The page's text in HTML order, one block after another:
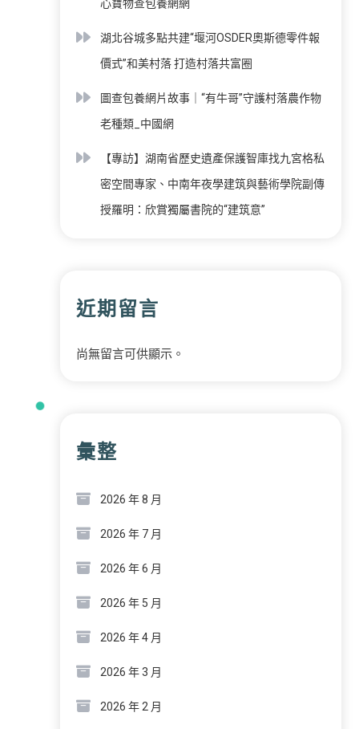
心寶物查包養網網
湖北谷城多點共建“堰河OSDER奧斯德零件報
價式”和美村落 打造村落共富圈
圖查包養網片故事｜“有牛哥”守護村落農作物
老種類_中國網
【專訪】湖南省歷史遺產保護智庫找九宮格私
密空間專家、中南年夜學建筑與藝術學院副傳
授羅明：欣賞獨屬書院的“建筑意”
近期留言
尚無留言可供顯示。
彙整
2026 年 8 月
2026 年 7 月
2026 年 6 月
2026 年 5 月
2026 年 4 月
2026 年 3 月
2026 年 2 月